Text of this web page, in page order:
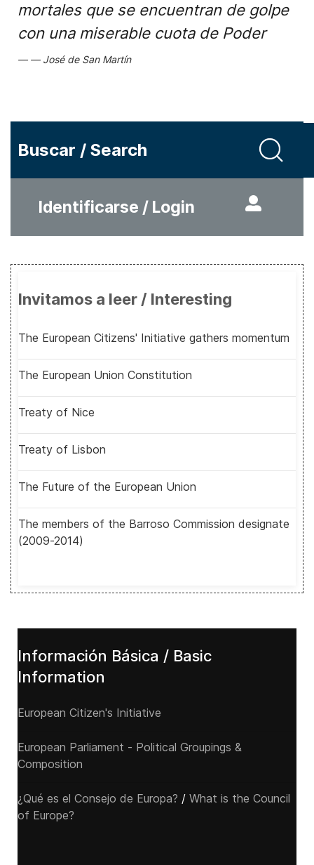
mortales que se encuentran de golpe
con una miserable cuota de Poder
José de San Martín
Buscar / Search
Identificarse / Login
Invitamos a leer / Interesting
The European Citizens' Initiative gathers momentum
The European Union Constitution
Treaty of Nice
Treaty of Lisbon
The Future of the European Union
The members of the Barroso Commission designate
(2009-2014)
Información Básica / Basic
Information
European Citizen's Initiative
European Parliament - Political Groupings &
Composition
¿Qué es el Consejo de Europa? / What is the Council
of Europe?